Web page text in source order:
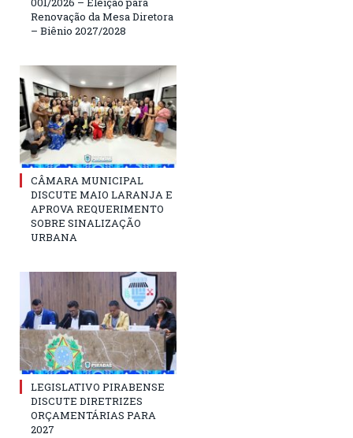
Renovação da Mesa Diretora
– Biênio 2027/2028
CÂMARA MUNICIPAL
DISCUTE MAIO LARANJA E
APROVA REQUERIMENTO
SOBRE SINALIZAÇÃO
URBANA
LEGISLATIVO PIRABENSE
DISCUTE DIRETRIZES
ORÇAMENTÁRIAS PARA
2027